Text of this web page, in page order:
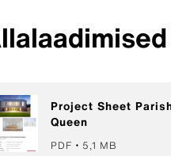
Project Sheet
Queen
PDF 5,1 MB